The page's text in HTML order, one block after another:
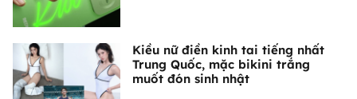
Kiều nữ điền kinh tai tiếng nhất
Trung Quốc, mặc bikini trắng
muốt đón sinh nhật